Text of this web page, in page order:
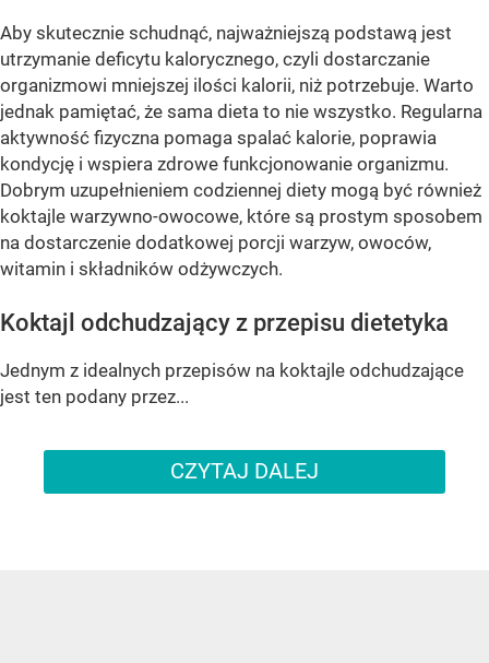
Aby skutecznie schudnąć, najważniejszą podstawą jest
utrzymanie deficytu kalorycznego, czyli dostarczanie
organizmowi mniejszej ilości kalorii, niż potrzebuje. Warto
jednak pamiętać, że sama dieta to nie wszystko. Regularna
aktywność fizyczna pomaga spalać kalorie, poprawia
kondycję i wspiera zdrowe funkcjonowanie organizmu.
Dobrym uzupełnieniem codziennej diety mogą być również
koktajle warzywno-owocowe, które są prostym sposobem
na dostarczenie dodatkowej porcji warzyw, owoców,
witamin i składników odżywczych.
Koktajl odchudzający z przepisu dietetyka
Jednym z idealnych przepisów na koktajle odchudzające
jest ten podany przez...
CZYTAJ DALEJ